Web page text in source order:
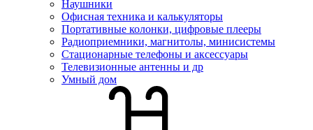
Наушники
Офисная техника и калькуляторы
Портативные колонки, цифровые плееры
Радиоприемники, магнитолы, минисистемы
Стационарные телефоны и аксессуары
Телевизионные антенны и др
Умный дом